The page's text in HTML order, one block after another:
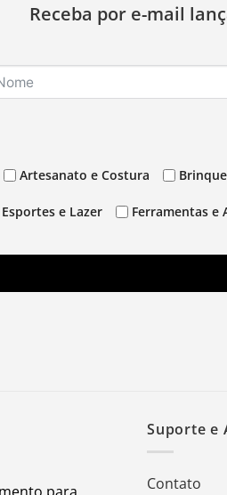
Receba por e-mail
Artesanato e Costura
Esportes e Lazer Ferramentas e
Suporte e
Contato